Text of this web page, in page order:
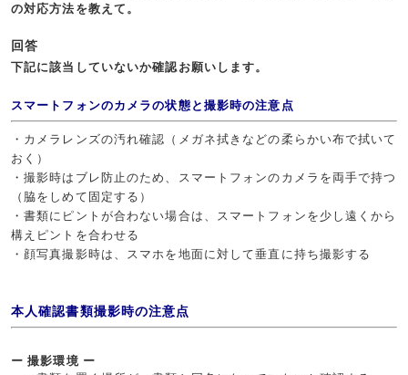
の対応方法を教えて。
回答
下記に該当していないか確認お願いします。
スマートフォンのカメラの状態と撮影時の注意点
・カメラレンズの汚れ確認（メガネ拭きなどの柔らかい布で拭いて
おく）
・撮影時はブレ防止のため、スマートフォンのカメラを両手で持つ
（脇をしめて固定する）
・書類にピントが合わない場合は、スマートフォンを少し遠くから
構えピントを合わせる
・顔写真撮影時は、スマホを地面に対して垂直に持ち撮影する
本人確認書類撮影時の注意点
ー 撮影環境 ー